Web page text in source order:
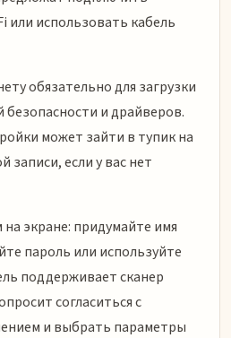
или использовать кабель
обязательно для загрузки
безопасности и драйверов.
может зайти в тупик на
записи, если у вас нет
экране: придумайте имя
пароль или используйте
поддерживает сканер
согласиться с
и выбрать параметры